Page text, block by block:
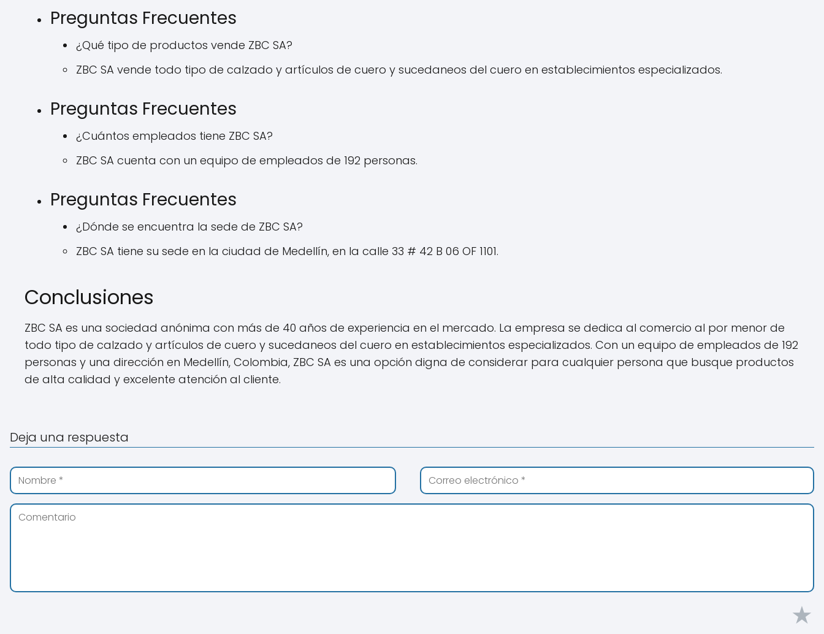
Preguntas Frecuentes
¿Qué tipo de productos vende ZBC SA?
ZBC SA vende todo tipo de calzado y artículos de cuero y sucedaneos del cuero en establecimientos especializados.
Preguntas Frecuentes
¿Cuántos empleados tiene ZBC SA?
ZBC SA cuenta con un equipo de empleados de 192 personas.
Preguntas Frecuentes
¿Dónde se encuentra la sede de ZBC SA?
ZBC SA tiene su sede en la ciudad de Medellín, en la calle 33 # 42 B 06 OF 1101.
Conclusiones
ZBC SA es una sociedad anónima con más de 40 años de experiencia en el mercado. La empresa se dedica al comercio al por menor de
todo tipo de calzado y artículos de cuero y sucedaneos del cuero en establecimientos especializados. Con un equipo de empleados de 192
personas y una dirección en Medellín, Colombia, ZBC SA es una opción digna de considerar para cualquier persona que busque productos
de alta calidad y excelente atención al cliente.
Deja una respuesta
★